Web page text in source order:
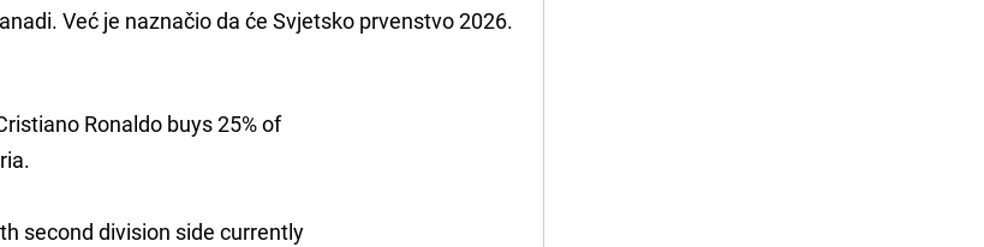
Već je naznačio da će Svjetsko prvenstvo 2026.
Ronaldo buys 25% of
second division side currently